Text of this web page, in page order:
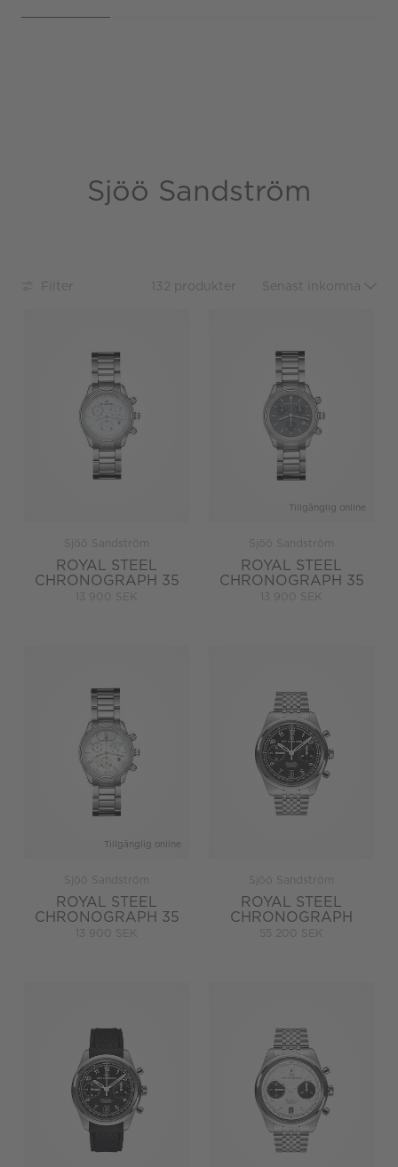
Sjöö Sandström
Filter 132 produkter
Sjöö Sandström
ROYAL STEEL
CHRONOGRAPH 35
13 900 SEK
Tillgänglig online
Sjöö Sandström
ROYAL STEEL
CHRONOGRAPH 35
13 900 SEK
Tillgänglig online
Sjöö Sandström
ROYAL STEEL
CHRONOGRAPH 35
13 900 SEK
Sjöö Sandström
ROYAL STEEL
CHRONOGRAPH
55 200 SEK